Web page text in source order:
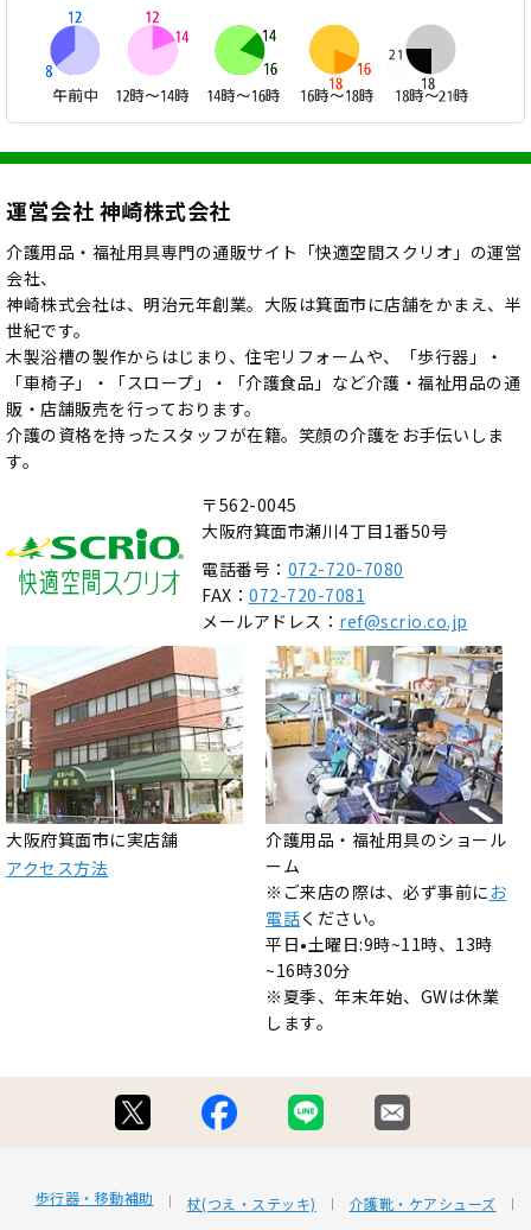
運営会社 神崎株式会社
介護用品・福祉用具専門の通販サイト「快適空間スクリオ」の運営
会社、
神崎株式会社は、明治元年創業。大阪は箕面市に店舗をかまえ、半
世紀です。
木製浴槽の製作からはじまり、住宅リフォームや、「歩行器」・
「車椅子」・「スロープ」・「介護食品」など介護・福祉用品の通
販・店舗販売を行っております。
介護の資格を持ったスタッフが在籍。笑顔の介護をお手伝いしま
す。
〒562-0045
大阪府箕面市瀬川4丁目1番50号
電話番号： 072-720-7080
FAX： 072-720-7081
メールアドレス： ref@scrio.co.jp
大阪府箕面市に実店舗
アクセス方法
介護用品・福祉用具のショール
ーム
※ご来店の際は、必ず事前に お
電話ください。
平日•土曜日:9時~11時、13時
~16時30分
※夏季、年末年始、GWは休業
します。
歩行器・移動補助 杖(つえ・ステッキ)
介護靴・ケアシューズ